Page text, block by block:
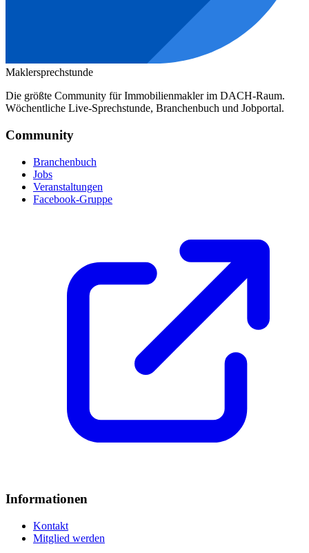
Maklersprechstunde
Die größte Community für Immobilienmakler im DACH-Raum.
Wöchentliche Live-Sprechstunde, Branchenbuch und Jobportal.
Community
Branchenbuch
Jobs
Veranstaltungen
Facebook-Gruppe
Informationen
Kontakt
Mitglied werden